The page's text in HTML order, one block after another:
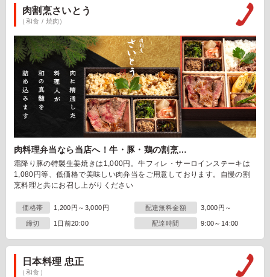
肉割烹さいとう
（和食 / 焼肉）
肉料理弁当なら当店へ！牛・豚・鶏の割烹…
霜降り豚の特製生姜焼きは1,000円。牛フィレ・サーロインステーキは
1,080円等、低価格で美味しい肉弁当をご用意しております。自慢の割
烹料理と共にお召し上がりください
価格帯 1,200円～3,000円 配達無料金額 3,000円～
締切 1日前20:00 配達時間 9:00～14:00
日本料理 忠正
（和食）